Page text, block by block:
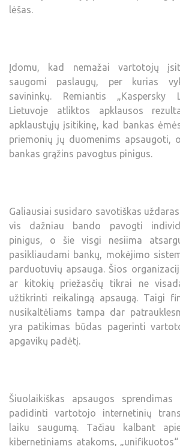
lėšas.
Įdomu, kad nemažai vartotojų
saugomi paslaugų, per kurias
savininkų. Remiantis „Kaspersky
Lietuvoje atliktos apklausos
apklaustųjų įsitikinę, kad bankas
priemonių jų duomenims apsaugoti,
bankas grąžins pavogtus pinigus.
Galiausiai susidaro savotiškas
vis dažniau bando pavogti
pinigus, o šie visgi nesiima
pasikliaudami bankų, mokėjimo
parduotuvių apsauga. Šios
ar kitokių priežasčių tikrai ne
užtikrinti reikalingą apsaugą. Taigi
nusikaltėliams tampa dar
yra patikimas būdas pagerinti
apgavikų padėtį.
Šiuolaikiškas apsaugos
padidinti vartotojo internetinių
laiku saugumą. Tačiau kalbant
kibernetiniams atakoms,